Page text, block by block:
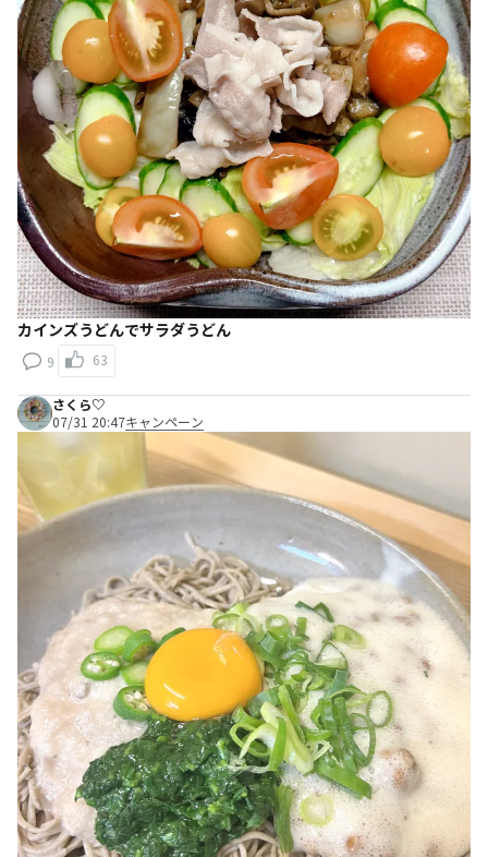
カインズうどんでサラダうどん
9 63
さくら♡
07/31 20:47キャンペーン